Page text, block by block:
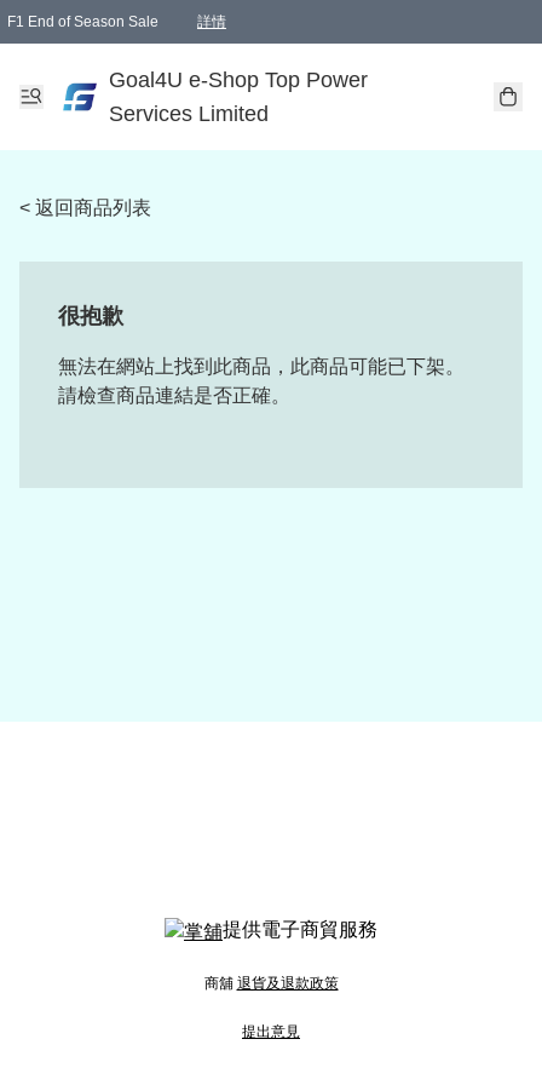
F1 End of Season Sale 詳情
Goal4U e-Shop Top Power
Services Limited
< 返回商品列表
很抱歉
無法在網站上找到此商品，此商品可能已下架。
請檢查商品連結是否正確。
提供電子商貿服務
商舖 退貨及退款政策
提出意見